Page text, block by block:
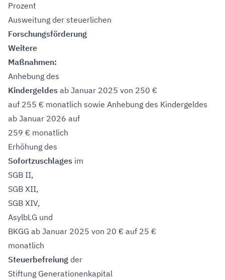
Prozent
Ausweitung der steuerlichen
Forschungsförderung
Weitere
Maßnahmen:
Anhebung des
Kindergeldes ab Januar 2025 von 250 €
auf 255 € monatlich sowie Anhebung des Kindergeldes
ab Januar 2026 auf
259 € monatlich
Erhöhung des
Sofortzuschlages im
SGB II,
SGB XII,
SGB XIV,
AsylbLG und
BKGG ab Januar 2025 von 20 € auf 25 €
monatlich
Steuerbefreiung der
Stiftung Generationenkapital